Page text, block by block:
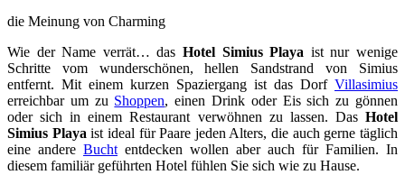
die Meinung von Charming
Wie der Name verrät… das Hotel Simius Playa ist nur wenige
Schritte vom wunderschönen, hellen Sandstrand von Simius
entfernt. Mit einem kurzen Spaziergang ist das Dorf Villasimius
erreichbar um zu Shoppen, einen Drink oder Eis sich zu gönnen
oder sich in einem Restaurant verwöhnen zu lassen. Das Hotel
Simius Playa ist ideal für Paare jeden Alters, die auch gerne täglich
eine andere Bucht entdecken wollen aber auch für Familien. In
diesem familiär geführten Hotel fühlen Sie sich wie zu Hause.